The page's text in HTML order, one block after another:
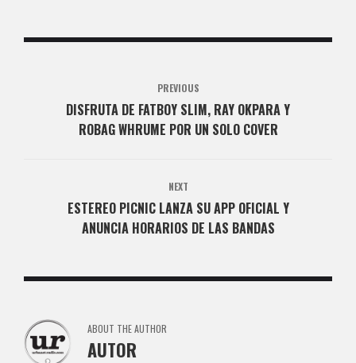
PREVIOUS
DISFRUTA DE FATBOY SLIM, RAY OKPARA Y
ROBAG WHRUME POR UN SOLO COVER
NEXT
ESTEREO PICNIC LANZA SU APP OFICIAL Y
ANUNCIA HORARIOS DE LAS BANDAS
ABOUT THE AUTHOR
AUTOR